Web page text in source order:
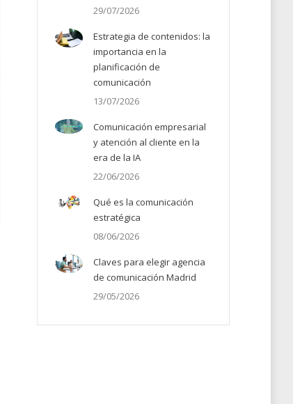
29/07/2026
Estrategia de contenidos: la
importancia en la
planificación de
comunicación
13/07/2026
Comunicación empresarial
y atención al cliente en la
era de la IA
22/06/2026
Qué es la comunicación
estratégica
08/06/2026
Claves para elegir agencia
de comunicación Madrid
29/05/2026